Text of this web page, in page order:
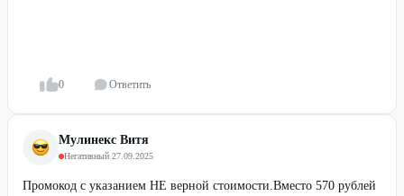
0 Ответить
Мулинекс Витя
Негативный·27.09.2025
Промокод с указанием НЕ верной стоимости.Вместо 570 рублей